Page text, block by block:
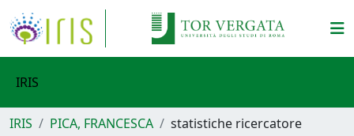
IRIS
IRIS PICA, FRANCESCA statistiche ricercatore